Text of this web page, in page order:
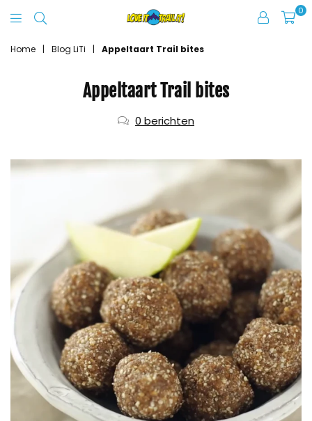
It
Trail
0
Home | Blog LiTi | Appeltaart Trail bites
Appeltaart Trail bites
0 berichten